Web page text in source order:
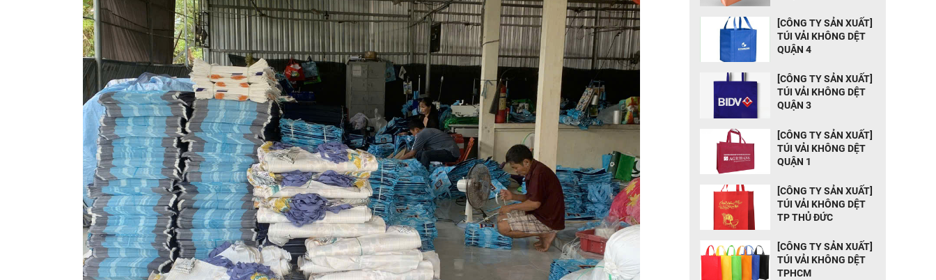
[CÔNG TY SẢN XUẤT]
TÚI VẢI KHÔNG DỆT
QUẬN 4
[CÔNG TY SẢN XUẤT]
TÚI VẢI KHÔNG DỆT
QUẬN 3
[CÔNG TY SẢN XUẤT]
TÚI VẢI KHÔNG DỆT
QUẬN 1
[CÔNG TY SẢN XUẤT]
TÚI VẢI KHÔNG DỆT
TP THỦ ĐỨC
[CÔNG TY SẢN XUẤT]
TÚI VẢI KHÔNG DỆT
TPHCM